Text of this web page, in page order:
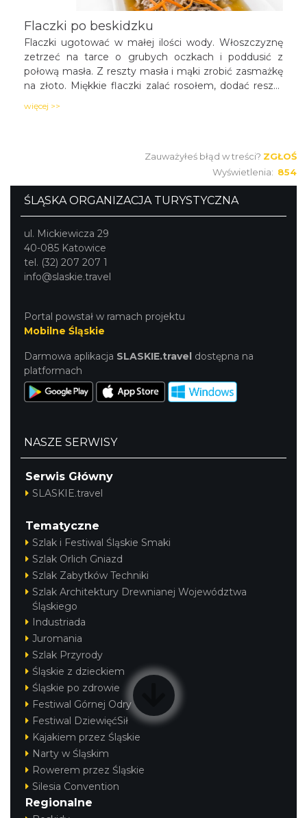
Flaczki po beskidzku
Flaczki ugotować w małej ilości wody. Włoszczyznę
zetrzeć na tarce o grubych oczkach i poddusić z
połową masła. Z reszty masła i mąki zrobić zasmażkę
na złoto. Miękkie flaczki zalać rosołem, dodać resztę
przyprawami. Można dodać śmietany, zielonej
więcej >>
Zauważyłeś błąd w treści? ZGŁOŚ
Wyświetlenia: 854
ŚLĄSKA ORGANIZACJA TURYSTYCZNA
ul. Mickiewicza 29
40-085 Katowice
tel. (32) 207 207 1
info@slaskie.travel
Portal powstał w ramach projektu
Mobilne Śląskie
Darmowa aplikacja SLASKIE.travel dostępna na
platformach
NASZE SERWISY
Serwis Główny
SLASKIE.travel
Tematyczne
Szlak i Festiwal Śląskie Smaki
Szlak Orlich Gniazd
Szlak Zabytków Techniki
Szlak Architektury Drewnianej Województwa
Śląskiego
Industriada
Juromania
Szlak Przyrody
Śląskie z dzieckiem
Śląskie po zdrowie
Festiwal Górnej Odry
Festiwal DziewięćSił
Kajakiem przez Śląskie
Narty w Śląskim
Rowerem przez Śląskie
Silesia Convention
Regionalne